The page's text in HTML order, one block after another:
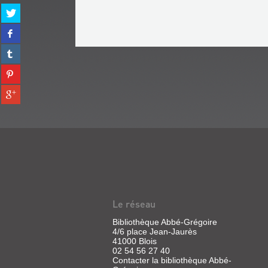
Partager
sur
twitter
(Nouvelle
fenêtre)
Partager
sur
facebook
(Nouvelle
fenêtre)
Partager
sur
tumblr
(Nouvelle
fenêtre)
Partager
sur
pinterest
(Nouvelle
Partager
sur
Le réseau
Bibliothèque Abbé-Grégoire
4/6 place Jean-Jaurès
41000 Blois
02 54 56 27 40
Contacter la bibliothèque Abbé-